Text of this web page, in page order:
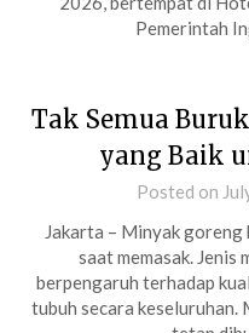
Pemerintah
Tak Semua
yang Baik
Posted on
Jakarta – Minyak goreng
saat memasak. Jenis
berpengaruh terhadap
tubuh secara keseluruhan.